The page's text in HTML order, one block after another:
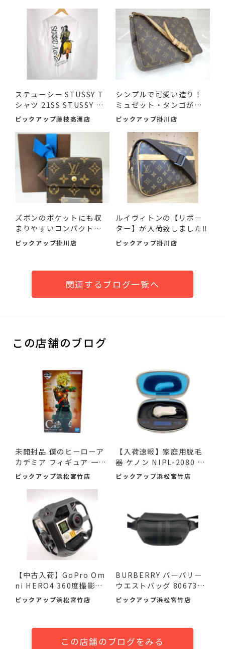
ステューシー STUSSY T
シャツ 21SS STUSSY A
GO GO...
ピックアップ藤枝高洲店
シンプルで可愛い造り！
ミュゼット・タンゴが入
荷...
ピックアップ掛川店
ズボンのポケットにも収
まりやすいコンパクトな
ル...
ピックアップ掛川店
ルイヴィトンの【リポー
ター】が入荷致しました‼
ピックアップ掛川店
関連するブログ一覧へ
この店舗のブログ
未開封品 僕のヒーローア
カデミア フィギュア 一
番...
ピックアップ浜松宮竹店
【入荷速報】家庭用脱毛
器 ケノン NIPL-2080 V8.
0 ...
ピックアップ浜松宮竹店
【中古入荷】GoPro Om
ni HERO4 360度撮影カ
メラで...
ピックアップ浜松宮竹店
BURBERRY バーバリー
ウエストバッグ 8067398
ボデ...
ピックアップ浜松宮竹店
この店舗のブログをみる